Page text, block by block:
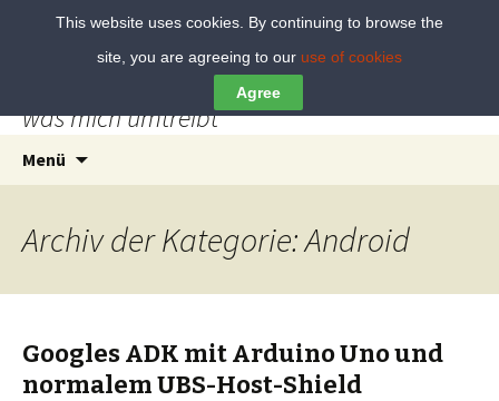
blog.herrwolff
was mich umtreibt
Menü
Archiv der Kategorie: Android
Googles ADK mit Arduino Uno und
normalem UBS-Host-Shield
This website uses cookies. By continuing to browse the
site, you are agreeing to our use of cookies
Agree